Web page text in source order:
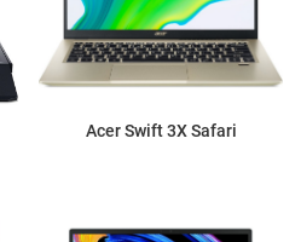
Acer Swift 3X Safari